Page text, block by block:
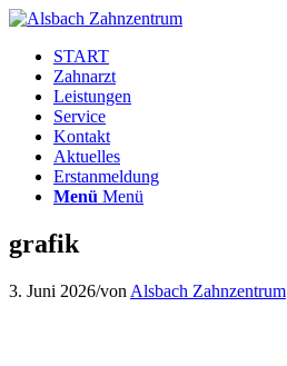
START
Zahnarzt
Leistungen
Service
Kontakt
Aktuelles
Erstanmeldung
Menü Menü
grafik
3. Juni 2026/von Alsbach Zahnzentrum